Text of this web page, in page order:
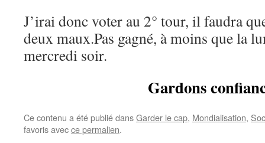
J’irai donc voter au 2° tour, il faudra
deux maux.Pas gagné, à moins que la
mercredi soir.
Gardons
Ce contenu a été publié dansGarder le cap, Mondialisation,
favoris avecce permalien.